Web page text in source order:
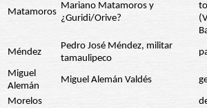
Matamoros
Mariano Matamoros y
¿Guridi/Orive?
Méndez
Pedro José Méndez, militar
tamaulipeco
Miguel
Alemán
Miguel Alemán Valdés
Morelos